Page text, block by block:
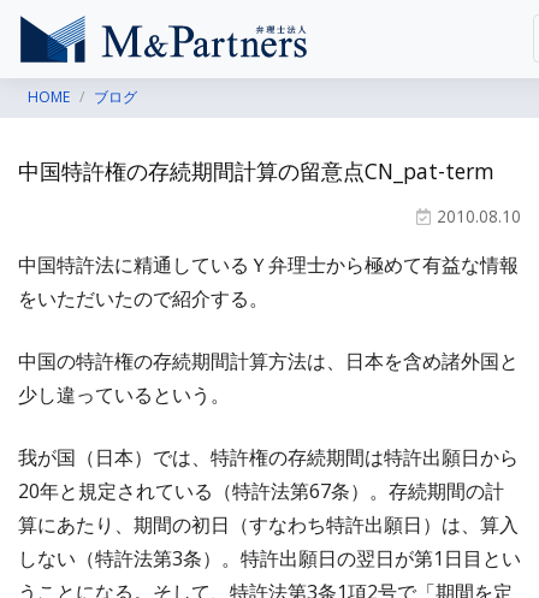
HOME ブログ
中国特許権の存続期間計算の留意点CN_pat-term
2010.08.10
中国特許法に精通しているＹ弁理士から極めて有益な情報
をいただいたので紹介する。
中国の特許権の存続期間計算方法は、日本を含め諸外国と
少し違っているという。
我が国（日本）では、特許権の存続期間は特許出願日から
20年と規定されている（特許法第67条）。存続期間の計
算にあたり、期間の初日（すなわち特許出願日）は、算入
しない（特許法第3条）。特許出願日の翌日が第1日目とい
うことになる。そして、特許法第3条1項2号で「期間を定